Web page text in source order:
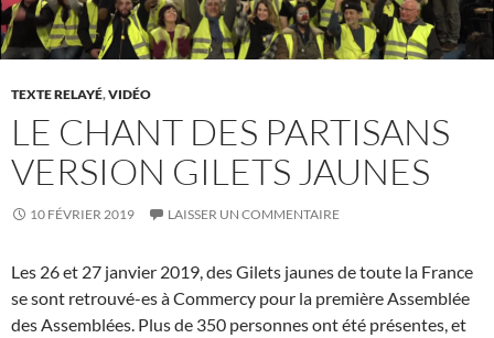
TEXTE RELAYÉ,VIDÉO
LE CHANT DES PARTISANS
VERSION GILETS JAUNES
10 FÉVRIER 2019 LAISSER UN COMMENTAIRE
Les 26 et 27 janvier 2019, des Gilets jaunes de toute la France
se sont retrouvé-es à Commercy pour la première Assemblée
des Assemblées. Plus de 350 personnes ont été présentes, et